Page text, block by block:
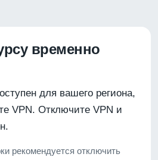
временно
для вашего региона,
VPN. Отключите VPN и
рекомендуется отключить